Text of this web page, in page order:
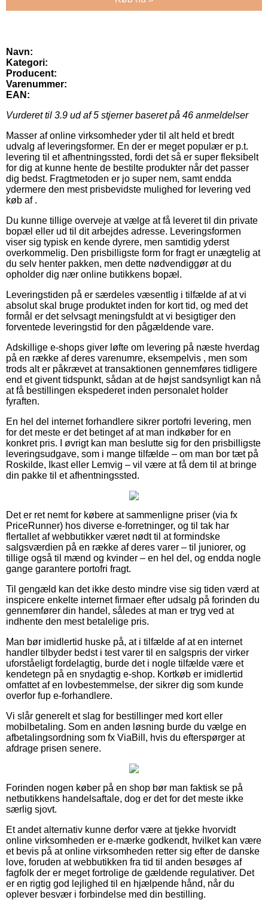
Navn:
Kategori:
Producent:
Varenummer:
EAN:
Vurderet til 3.9 ud af 5 stjerner baseret på 46 anmeldelser
Masser af online virksomheder yder til alt held et bredt
udvalg af leveringsformer. En der er meget populær er p.t.
levering til et afhentningssted, fordi det så er super fleksibelt
for dig at kunne hente de bestilte produkter når det passer
dig bedst. Fragtmetoden er jo super nem, samt endda
ydermere den mest prisbevidste mulighed for levering ved
køb af .
Du kunne tillige overveje at vælge at få leveret til din private
bopæl eller ud til dit arbejdes adresse. Leveringsformen
viser sig typisk en kende dyrere, men samtidig yderst
overkommelig. Den prisbilligste form for fragt er unægtelig at
du selv henter pakken, men dette nødvendiggør at du
opholder dig nær online butikkens bopæl.
Leveringstiden på er særdeles væsentlig i tilfælde af at vi
absolut skal bruge produktet inden for kort tid, og med det
formål er det selvsagt meningsfuldt at vi besigtiger den
forventede leveringstid for den pågældende vare.
Adskillige e-shops giver løfte om levering på næste hverdag
på en række af deres varenumre, eksempelvis , men som
trods alt er påkrævet at transaktionen gennemføres tidligere
end et givent tidspunkt, sådan at de højst sandsynligt kan nå
at få bestillingen ekspederet inden personalet holder
fyraften.
En hel del internet forhandlere sikrer portofri levering, men
for det meste er det betinget af at man indkøber for en
konkret pris. I øvrigt kan man beslutte sig for den prisbilligste
leveringsudgave, som i mange tilfælde – om man bor tæt på
Roskilde, Ikast eller Lemvig – vil være at få dem til at bringe
din pakke til et afhentningssted.
Det er ret nemt for købere at sammenligne priser (via fx
PriceRunner) hos diverse e-forretninger, og til tak har
flertallet af webbutikker været nødt til at formindske
salgsværdien på en række af deres varer – til juniorer, og
tillige også til mænd og kvinder – en hel del, og endda nogle
gange garantere portofri fragt.
Til gengæld kan det ikke desto mindre vise sig tiden værd at
inspicere enkelte internet firmaer efter udsalg på forinden du
gennemfører din handel, således at man er tryg ved at
indhente den mest betalelige pris.
Man bør imidlertid huske på, at i tilfælde af at en internet
handler tilbyder bedst i test varer til en salgspris der virker
uforståeligt fordelagtig, burde det i nogle tilfælde være et
kendetegn på en snydagtig e-shop. Kortkøb er imidlertid
omfattet af en lovbestemmelse, der sikrer dig som kunde
overfor fup e-forhandlere.
Vi slår generelt et slag for bestillinger med kort eller
mobilbetaling. Som en anden løsning burde du vælge en
afbetalingsordning som fx ViaBill, hvis du efterspørger at
afdrage prisen senere.
Forinden nogen køber på en shop bør man faktisk se på
netbutikkens handelsaftale, dog er det for det meste ikke
særlig sjovt.
Et andet alternativ kunne derfor være at tjekke hvorvidt
online virksomheden er e-mærke godkendt, hvilket kan være
et bevis på at online virksomheden retter sig efter de danske
love, foruden at webbutikken fra tid til anden besøges af
fagfolk der er meget fortrolige de gældende regulativer. Det
er en rigtig god lejlighed til en hjælpende hånd, når du
oplever besvær i forbindelse med din bestilling.